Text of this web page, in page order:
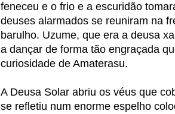
feneceu e o frio e a escuridão
deuses alarmados se reuniram na
barulho. Uzume, que era a deusa
a dançar de forma tão engraçada
curiosidade de Amaterasu.
A Deusa Solar abriu os véus que
se refletiu num enorme espelho